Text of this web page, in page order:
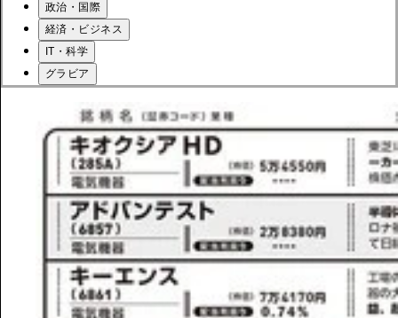
政治・国際
経済・ビジネス
IT・科学
グラビア